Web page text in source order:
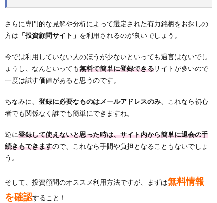
さらに専門的な見解や分析によって選定された有力銘柄をお探しの
方は 「投資顧問サイト」 を利用されるのが良いでしょう。
今では利用していない人のほうが少ないといっても過言はないでし
ょうし、なんといっても無料で簡単に登録できるサイトが多いので
一度は試す価値があると思うのです。
ちなみに、 登録に必要なものはメールアドレスのみ 、これなら初心
者でも関係なく誰でも簡単にできますね。
逆に登録して使えないと思った時は、サイト内から簡単に退会の手
続きもできますので、これなら手間や負担となることもないでしょ
う。
そして、投資顧問のオススメ利用方法ですが、まずは無料情報
を確認すること！